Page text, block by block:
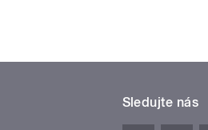
Sledujte nás